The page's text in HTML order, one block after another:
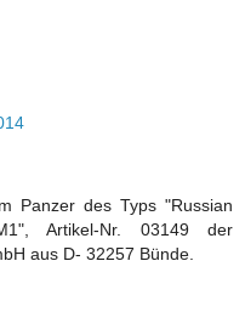
Panzer des Typs "Russian
Artikel-Nr. 03149 der
aus D- 32257 Bünde.